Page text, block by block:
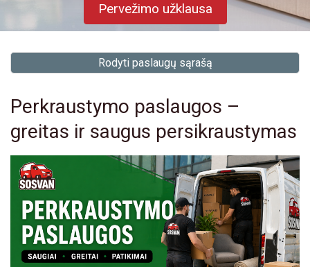
Pervežimo užklausa
Rodyti paslaugų sąrašą
Perkraustymo paslaugos –
greitas ir saugus persikraustymas